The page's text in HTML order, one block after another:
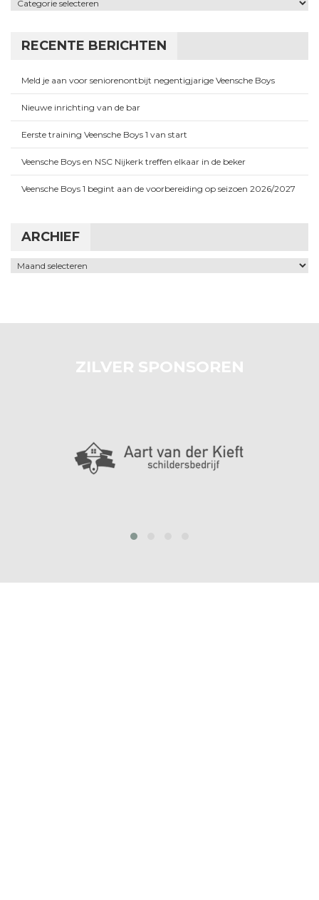
RECENTE BERICHTEN
Meld je aan voor seniorenontbijt negentigjarige Veensche Boys
Nieuwe inrichting van de bar
Eerste training Veensche Boys 1 van start
Veensche Boys en NSC Nijkerk treffen elkaar in de beker
Veensche Boys 1 begint aan de voorbereiding op seizoen 2026/2027
ARCHIEF
Archief
ZILVER SPONSOREN
prev